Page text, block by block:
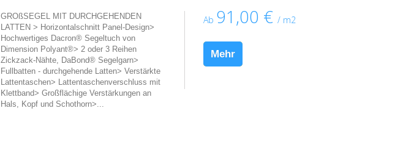
GROßSEGEL MIT DURCHGEHENDEN
LATTEN > Horizontalschnitt Panel-Design>
Hochwertiges Dacron® Segeltuch von
Dimension Polyant®> 2 oder 3 Reihen
Zickzack-Nähte, DaBond® Segelgarn>
Fullbatten - durchgehende Latten> Verstärkte
Lattentaschen> Lattentaschenverschluss mit
Klettband> Großflächige Verstärkungen an
Hals, Kopf und Schothorn>...
Ab 91,00 € / m2
Mehr